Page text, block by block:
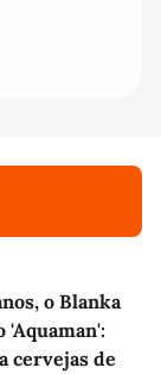
o Blanka
cervejas de